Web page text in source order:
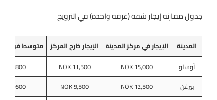
جدول مقارنة إيجار شقة (غرفة واحدة) في النرويج
المدينة الإيجار في مركز المدينة الإيجار خارج المركز
متوسط فواتير
أوسلو
15,000 NOK
11,500 NOK
1,800 NOK
بيرغن
12,500 NOK
9,500 NOK
1,600 NOK